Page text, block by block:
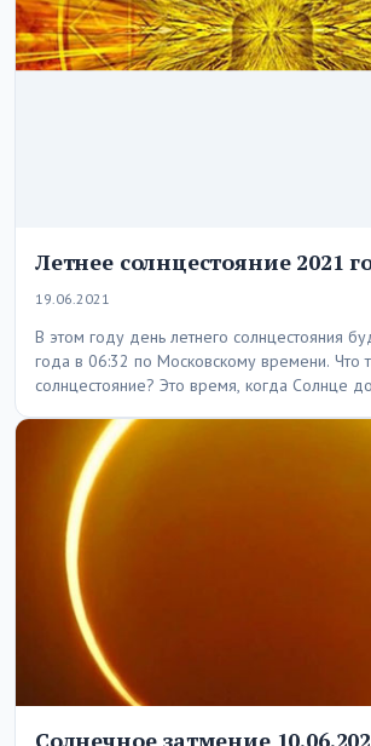
Летнее солнцестояние 2021
19.06.2021
В этом году день летнего солнцестояния
года в 06:32 по Московскому времени. Что
солнцестояние? Это время, когда Солнце
Солнечное затмение